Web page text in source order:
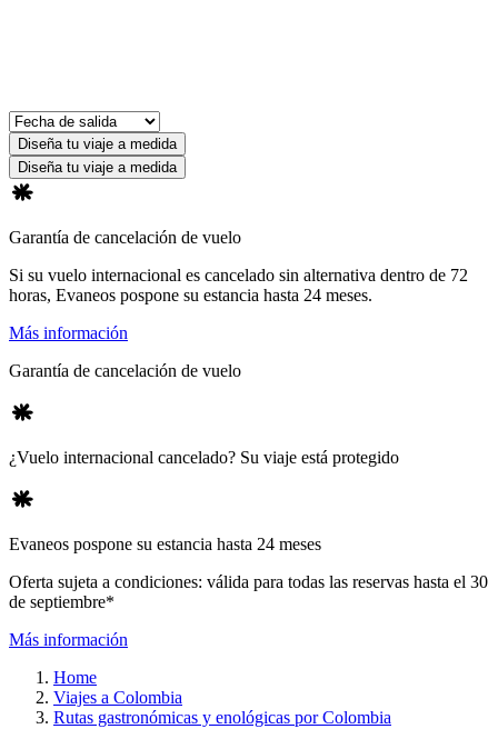
Diseña tu viaje a medida
Diseña tu viaje a medida
Garantía de cancelación de vuelo
Si su vuelo internacional es cancelado sin alternativa dentro de 72
horas, Evaneos pospone su estancia hasta 24 meses.
Más información
Garantía de cancelación de vuelo
¿Vuelo internacional cancelado? Su viaje está protegido
Evaneos pospone su estancia hasta 24 meses
Oferta sujeta a condiciones: válida para todas las reservas hasta el 30
de septiembre*
Más información
Home
Viajes a Colombia
Rutas gastronómicas y enológicas por Colombia